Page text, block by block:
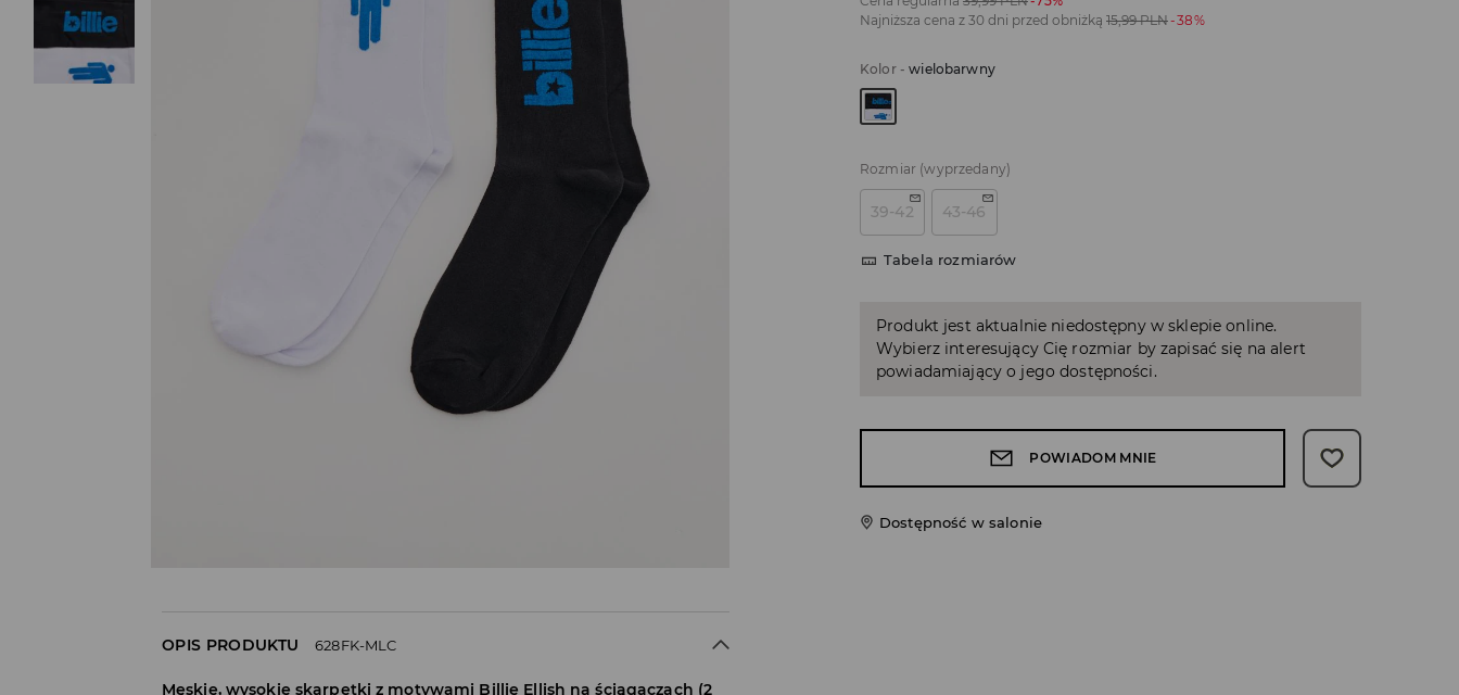
Najniższa cena z 30 dni przed obniżką 15,99 PLN-38%
Kolor-wielobarwny
Rozmiar (wyprzedany)
39-42 43-46
Tabela rozmiarów
Produkt jest aktualnie niedostępny w sklepie online.
Wybierz interesujący Cię rozmiar by zapisać się na alert
powiadamiający o jego dostępności.
POWIADOM MNIE
Dostępność w salonie
OPIS PRODUKTU 628FK-MLC
Męskie, wysokie skarpetki z motywami Billie Ellish na ściągaczach (2